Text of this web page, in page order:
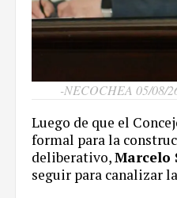
-NECOCHEA 05/08/
Luego de que el
formal para la
deliberativo,Marcelo
seguir para canalizar